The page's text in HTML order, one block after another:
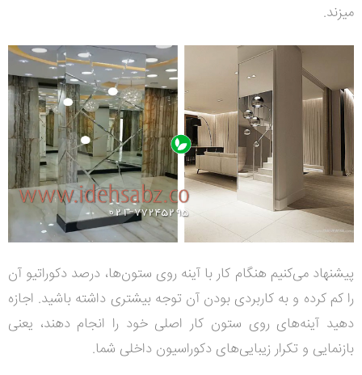
میزند.
پیشنهاد می‌کنیم هنگام کار با آینه روی ستون‌ها، درصد دکوراتیو آن
را کم کرده و به کاربردی بودن آن توجه بیشتری داشته باشید. اجازه
دهید آینه‌های روی ستون کار اصلی خود را انجام دهند، یعنی
بازنمایی و تکرار زیبایی‌های دکوراسیون داخلی شما.